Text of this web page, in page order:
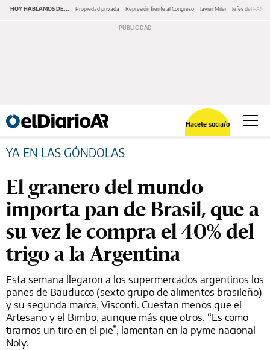
HOY HABLAMOS DE... Propiedad privada Represión frente al Congreso Javier Milei Jefes del PAMI
Hacete socia/o
YA EN LAS GÓNDOLAS
El granero del mundo
importa pan de Brasil, que a
su vez le compra el 40% del
trigo a la Argentina
Esta semana llegaron a los supermercados argentinos los
panes de Bauducco (sexto grupo de alimentos brasileño)
y su segunda marca, Visconti. Cuestan menos que el
Artesano y el Bimbo, aunque más que otros. “Es como
tirarnos un tiro en el pie”, lamentan en la pyme nacional
Noly.